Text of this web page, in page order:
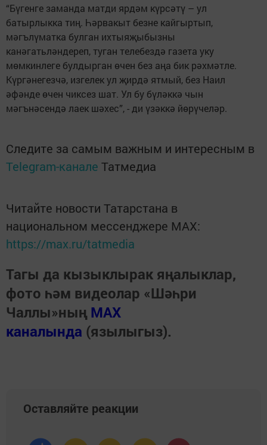
“Бүгенге заманда матди ярдәм күрсәтү – ул
батырлыкка тиң. Һәрвакыт безне кайгыртып,
мәгълүматка булган ихтыяҗыбызны
канәгатьләндереп, туган телебездә газета уку
мөмкинлеге булдырган өчен без аңа бик рәхмәтле.
Күргәнегезчә, изгелек ул җирдә ятмый, без Наил
әфәнде өчен чиксез шат. Ул бу бүләккә чын
мәгънәсендә лаек шәхес”, - ди үзәккә йөрүчеләр.
Следите за самым важным и интересным в
Telegram-канале Татмедиа
Читайте новости Татарстана в
национальном мессенджере MАХ:
https://max.ru/tatmedia
Тагы да кызыклырак яңалыклар,
фото һәм видеолар «Шәһри
Чаллы»ның MAX
каналында (язылыгыз).
Оставляйте реакции